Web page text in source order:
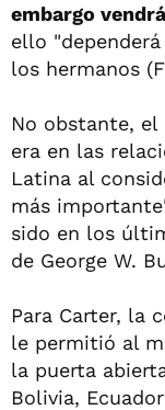
embargo
ello
los hermanos
No obstante, el
era en las
Latina al
más
sido en los
de George W.
Para Carter, la
le permitió al
la puerta
Bolivia,